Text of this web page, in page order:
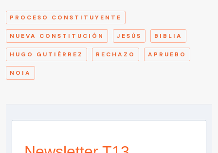
PROCESO CONSTITUYENTE
NUEVA CONSTITUCIÓN JESÚS BIBLIA
HUGO GUTIÉRREZ RECHAZO APRUEBO
NOIA